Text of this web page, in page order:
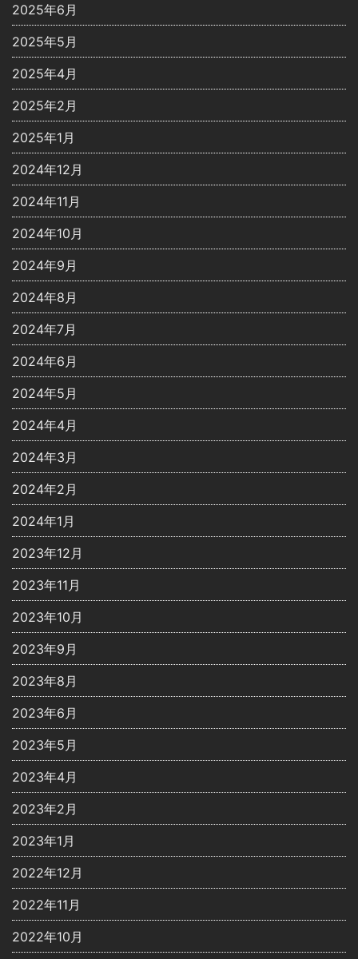
2025年6月
2025年5月
2025年4月
2025年2月
2025年1月
2024年12月
2024年11月
2024年10月
2024年9月
2024年8月
2024年7月
2024年6月
2024年5月
2024年4月
2024年3月
2024年2月
2024年1月
2023年12月
2023年11月
2023年10月
2023年9月
2023年8月
2023年6月
2023年5月
2023年4月
2023年2月
2023年1月
2022年12月
2022年11月
2022年10月